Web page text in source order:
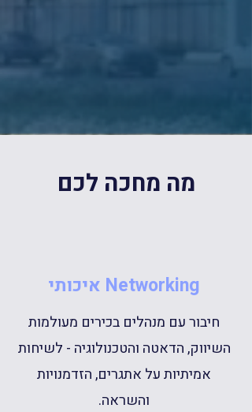
מה מחכה לכם
Networking איכותי
חיבור עם מנהלים בכירים מעולמות
השיווק, הדאטה והטכנולוגיה - לשיחות
אמיתיות על אתגרים, הזדמנויות
והשראה.